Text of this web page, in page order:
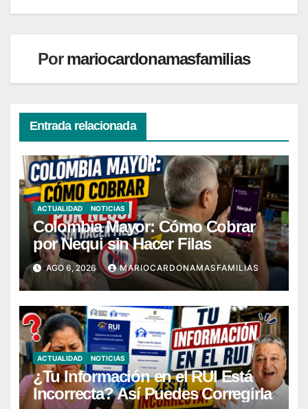
entradas
Pormariocardonamasfamilias
Entrada relacionada
ACTUALIDAD NOTICIAS
Colombia Mayor: Cómo Cobrar
por Nequi sin Hacer Filas
AGO 6, 2026 MARIOCARDONAMASFAMILIAS
ACTUALIDAD NOTICIAS
¿Tu Información en el RUI Está
Incorrecta? Así Puedes Corregirla